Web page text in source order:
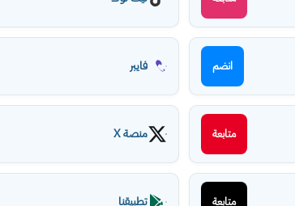
انضم فايبر
متابعة منصة X
متابعة تطبيقنا